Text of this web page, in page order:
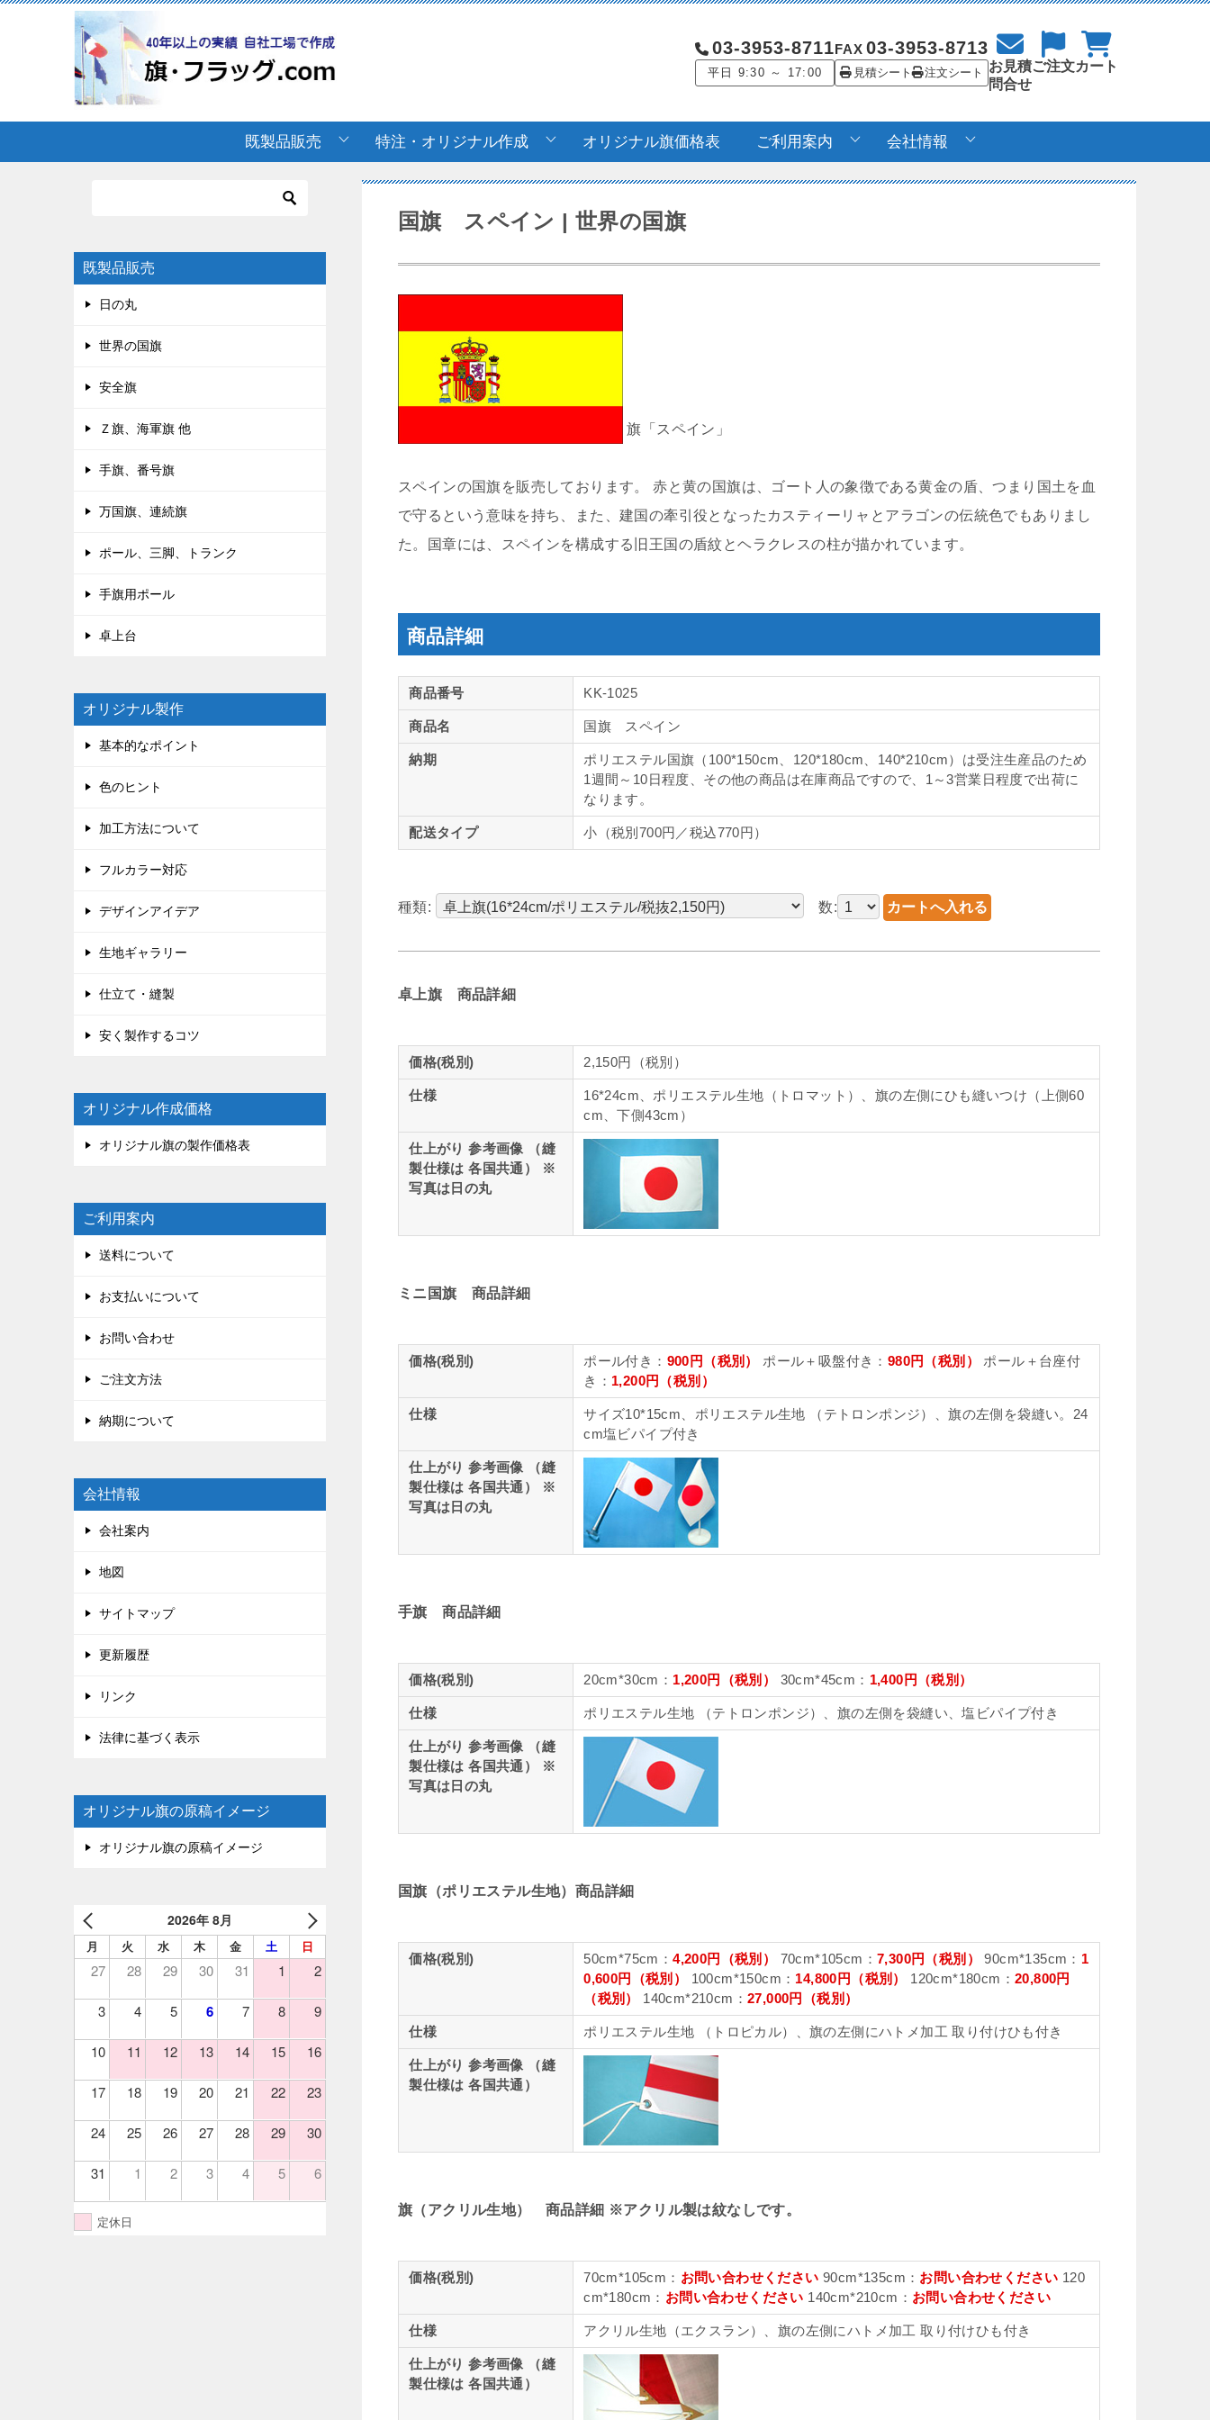
03-3953-8711
平日 9:30 ～ 17:00
FAX 03-3953-8713
見積シート 注文シート
お見積
問合せ
ご注文カート
既製品販売 特注・オリジナル作成 オリジナル旗価格表 ご利用案内 会社情報
国旗 スペイン | 世界の国旗
旗「スペイン」
スペインの国旗を販売しております。 赤と黄の国旗は、ゴート人の象徴である黄金の盾、つまり国土を血
で守るという意味を持ち、また、建国の牽引役となったカスティーリャとアラゴンの伝統色でもありまし
た。国章には、スペインを構成する旧王国の盾紋とヘラクレスの柱が描かれています。
商品詳細
商品番号 KK-1025
商品名 国旗 スペイン
納期
ポリエステル国旗（100*150cm、120*180cm、140*210cm）は受注生産品のため
1週間～10日程度、その他の商品は在庫商品ですので、1～3営業日程度で出荷に
なります。
配送タイプ 小（税別700円／税込770円）
種類: 数:
卓上旗 商品詳細
価格(税別) 2,150円（税別）
仕様
16*24cm、ポリエステル生地（トロマット）、旗の左側にひも縫いつけ（上側60
cm、下側43cm）
仕上がり 参考画像 （縫
製仕様は 各国共通） ※
写真は日の丸
ミニ国旗 商品詳細
価格(税別) ポール付き： 900円（税別） ポール＋吸盤付き： 980円（税別）
ポール＋台座付
き： 1,200円（税別）
仕様
サイズ10*15cm、ポリエステル生地 （テトロンポンジ）、旗の左側を袋縫い。24
cm塩ビパイプ付き
仕上がり 参考画像 （縫
製仕様は 各国共通） ※
写真は日の丸
手旗 商品詳細
価格(税別) 20cm*30cm： 1,200円（税別） 30cm*45cm： 1,400円（税別）
仕様 ポリエステル生地 （テトロンポンジ）、旗の左側を袋縫い、塩ビパイプ付き
仕上がり 参考画像 （縫
製仕様は 各国共通） ※
写真は日の丸
国旗（ポリエステル生地）商品詳細
価格(税別) 50cm*75cm：4,200円（税別） 70cm*105cm：7,300円（税別） 90cm*135cm： 1
0,600円（税別）
100cm*150cm： 14,800円（税別） 120cm*180cm：20,800円
（税別）
140cm*210cm：27,000円（税別）
仕様 ポリエステル生地 （トロピカル）、旗の左側にハトメ加工 取り付けひも付き
仕上がり 参考画像 （縫
製仕様は 各国共通）
旗（アクリル生地） 商品詳細 ※アクリル製は紋なしです。
価格(税別) 70cm*105cm： お問い合わせください 90cm*135cm： お問い合わせください 120
cm*180cm： お問い合わせください 140cm*210cm： お問い合わせください
仕様 アクリル生地（エクスラン）、旗の左側にハトメ加工 取り付けひも付き
仕上がり 参考画像 （縫
製仕様は 各国共通）
既製品販売
日の丸
世界の国旗
安全旗
Ｚ旗、海軍旗 他
手旗、番号旗
万国旗、連続旗
ポール、三脚、トランク
手旗用ポール
卓上台
オリジナル製作
基本的なポイント
色のヒント
加工方法について
フルカラー対応
デザインアイデア
生地ギャラリー
仕立て・縫製
安く製作するコツ
オリジナル作成価格
オリジナル旗の製作価格表
ご利用案内
送料について
お支払いについて
お問い合わせ
ご注文方法
納期について
会社情報
会社案内
地図
サイトマップ
更新履歴
リンク
法律に基づく表示
オリジナル旗の原稿イメージ
オリジナル旗の原稿イメージ
2026年 8月
月 火 水 木 金 土 日
27 28 29 30 31 1 2
3 4 5 6 7 8 9
10 11 12 13 14 15 16
17 18 19 20 21 22 23
24 25 26 27 28 29 30
31 1 2 3 4 5 6
定休日